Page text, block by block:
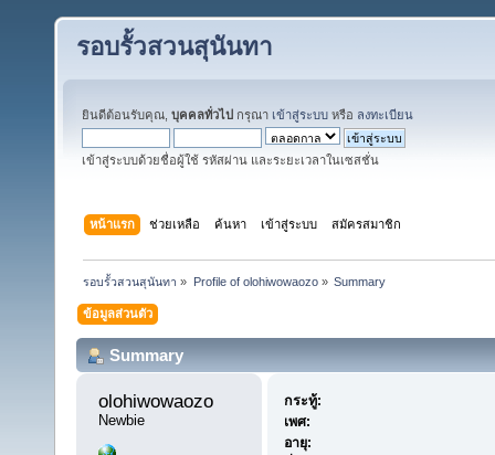
รอบรั้วสวนสุนันทา
ยินดีต้อนรับคุณ, บุคคลทั่วไป กรุณา เข้าสู่ระบบ หรือ ลงทะเบียน
เข้าสู่ระบบด้วยชื่อผู้ใช้ รหัสผ่าน และระยะเวลาในเซสชั่น
หน้าแรก ช่วยเหลือ ค้นหา เข้าสู่ระบบ สมัครสมาชิก
รอบรั้วสวนสุนันทา » Profile of olohiwowaozo» Summary
ข้อมูลส่วนตัว
Summary
olohiwowaozo
Newbie
กระทู้:
เพศ:
อายุ: